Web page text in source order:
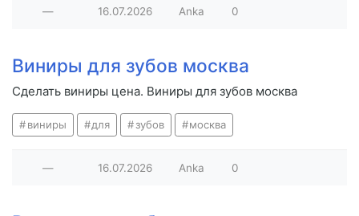
— 16.07.2026 Anka 0
Виниры для зубов москва
Сделать виниры цена. Виниры для зубов москва
виниры для зубов москва
— 16.07.2026 Anka 0